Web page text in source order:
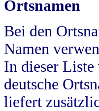
Ortsnamen
Bei den
Namen
In dieser Liste
deutsche
liefert